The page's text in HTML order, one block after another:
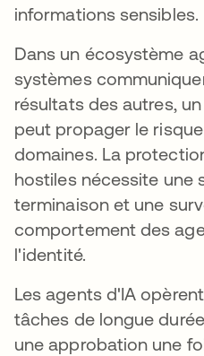
informations sensibles.
Dans un écosystème
systèmes
résultats des autres,
peut propager le
domaines. La
hostiles nécessite une
terminaison et une
comportement des
l'identité.
Les agents d'IA
tâches de longue
une approbation une